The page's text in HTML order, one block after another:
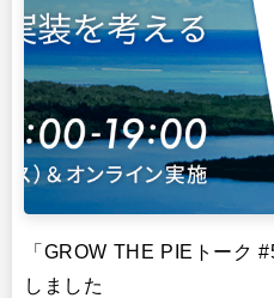
「GROW THE PIEトーク
しました